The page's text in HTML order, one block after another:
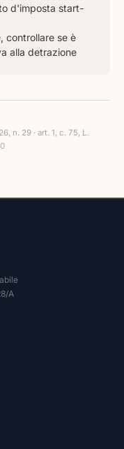
d'imposta start-
controllare se è
alla detrazione
n. 29 · art. 1, c. 75, L.
A